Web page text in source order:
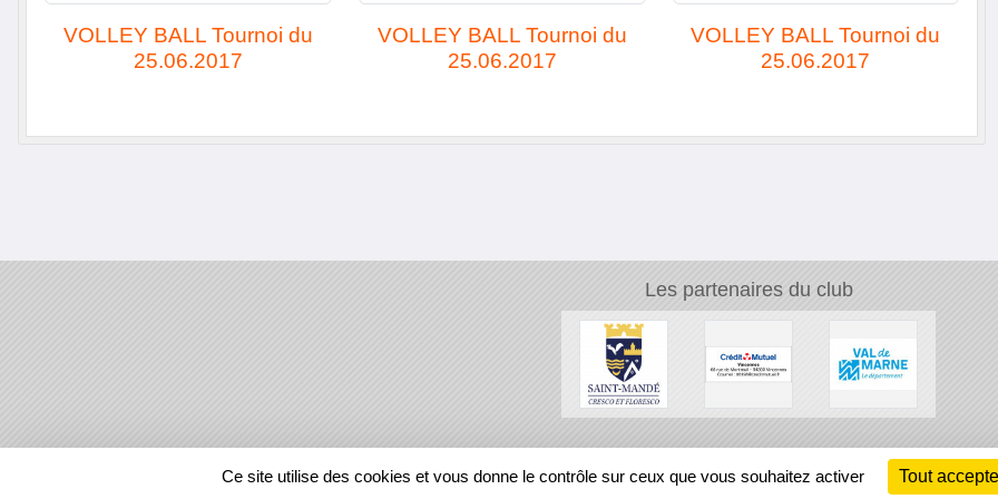
VOLLEY BALL Tournoi du
25.06.2017
VOLLEY BALL Tournoi du
25.06.2017
VOLLEY BALL Tournoi du
25.06.2017
Les partenaires du club
REGIONS
Ce site utilise des cookies et vous donne le contrôle sur ceux que vous souhaitez activer Tout